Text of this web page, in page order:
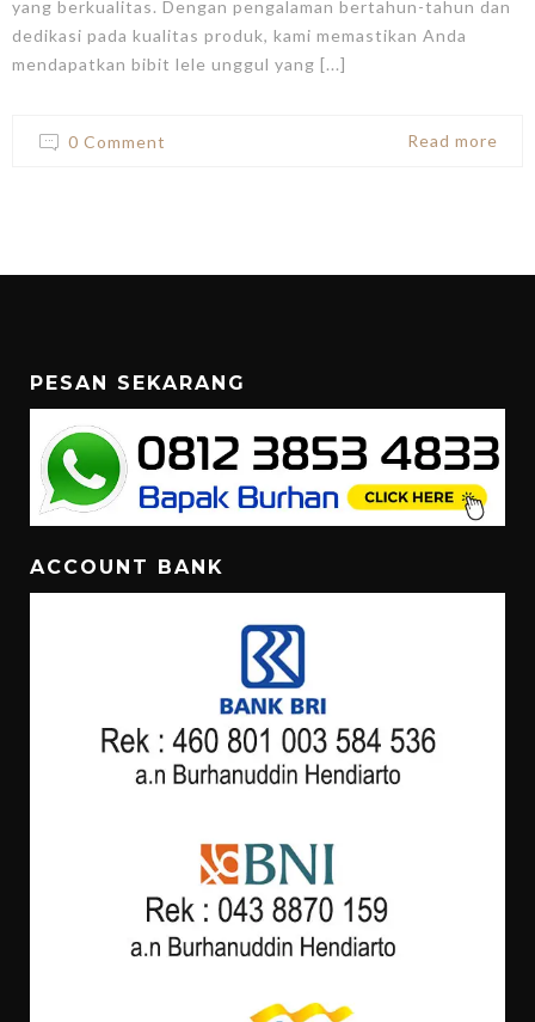
yang berkualitas. Dengan pengalaman bertahun-tahun dan
dedikasi pada kualitas produk, kami memastikan Anda
mendapatkan bibit lele unggul yang [...]
0 Comment Read more
PESAN SEKARANG
ACCOUNT BANK